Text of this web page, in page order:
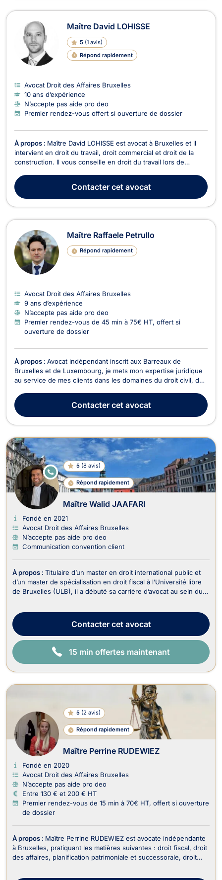
Maître David LOHISSE
5 (1 avis)
Répond rapidement
Avocat Droit des Affaires Bruxelles
10 ans d’expérience
N’accepte pas aide pro deo
Premier rendez-vous offert si ouverture de dossier
À propos : Maître David LOHISSE est avocat à Bruxelles et il
intervient en droit du travail, droit commercial et droit de la
construction. Il vous conseille en droit du travail lors de
ou pour la rédaction des accords d'entreprise ou des contrats
de travail ainsi que des clause...
Contactercet avocat
Maître Raffaele Petrullo
Répond rapidement
Avocat Droit des Affaires Bruxelles
9 ans d’expérience
N’accepte pas aide pro deo
Premier rendez-vous de 45 min à 75€ HT, offert si
ouverture de dossier
À propos : Avocat indépendant inscrit aux Barreaux de
Bruxelles et de Luxembourg, je mets mon expertise juridique
au service de mes clients dans les domaines du droit civil, du
français, anglais et néerlandais, ce qui me permet
d’accompagner efficacement une clientèle dive...
Contactercet avocat
5 (8 avis)
Répond rapidement
E
N
LI
G
N
E
Maître Walid JAAFARI
Fondé en 2021
Avocat Droit des Affaires Bruxelles
N’accepte pas aide pro deo
Communication convention client
À propos : Titulaire d’un master en droit international public et
d’un master de spécialisation en droit fiscal à l’Université libre
de Bruxelles (ULB), il a débuté sa carrière d’avocat au sein du
Afschrift, avocate ...Contactercet avocat
15 min offertes maintenant
5 (2 avis)
Répond rapidement
Maître Perrine RUDEWIEZ
Fondé en 2020
Avocat Droit des Affaires Bruxelles
N’accepte pas aide pro deo
Entre 130 € et 200 € HT
Premier rendez-vous de 15 min à 70€ HT, offert si ouverture
de dossier
À propos : Maître Perrine RUDEWIEZ est avocate indépendante
à Bruxelles, pratiquant les matières suivantes : droit fiscal, droit
des affaires, planification patrimoniale et successorale, droit